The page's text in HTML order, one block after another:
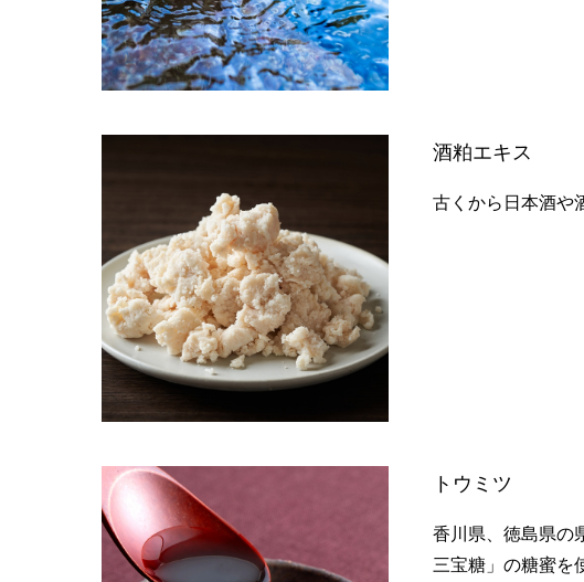
酒粕エキス
古くから日本酒や
トウミツ
香川県、徳島県の
三宝糖」の糖蜜を